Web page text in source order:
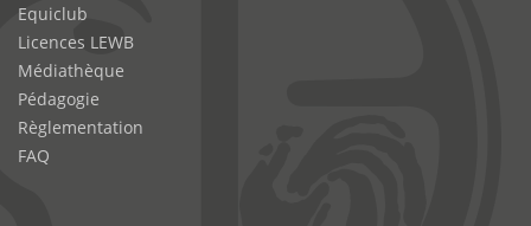
Equiclub
Licences LEWB
Médiathèque
Pédagogie
Règlementation
FAQ